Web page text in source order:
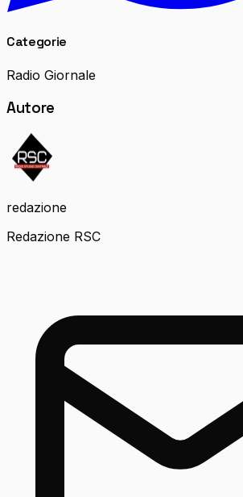
Categorie
Radio Giornale
Autore
redazione
Redazione RSC